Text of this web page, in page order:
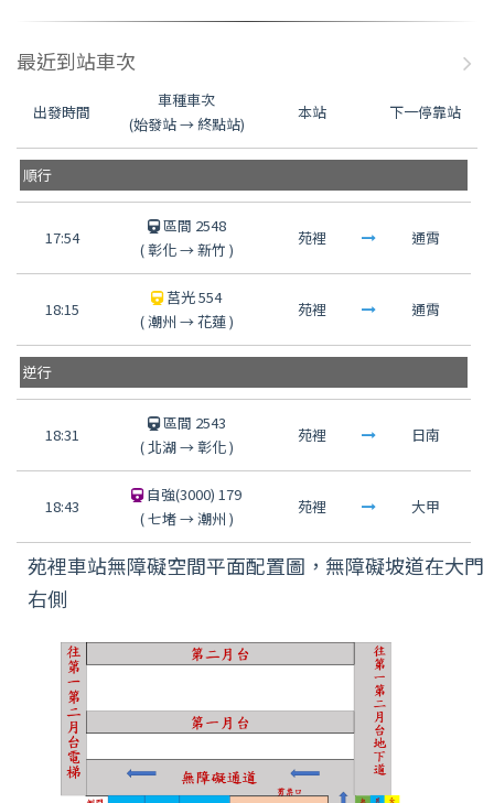
最近到站車次
出發時間
車種車次
(始發站 → 終點站)
本站 下一停靠站
順行
17:54
區間 2548
(彰化→新竹 )
苑裡 通霄
18:15
莒光 554
(潮州 →花蓮)
苑裡 通霄
逆行
18:31
區間 2543
(北湖→彰化)
苑裡 日南
18:43
自強(3000) 179
(七堵→潮州 )
苑裡 大甲
苑裡車站無障礙空間平面配置圖，無障礙坡道在大門
右側